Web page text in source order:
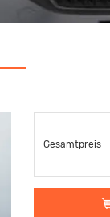
Gesamtpreis